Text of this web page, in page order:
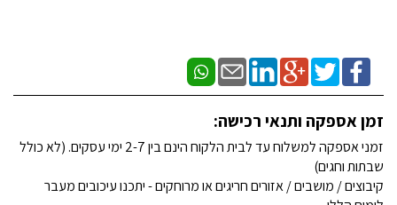
זמן אספקה ותנאי רכישה:
זמני אספקה למשלוח עד לבית הלקוח הינם בין 2-7 ימי עסקים. (לא כולל
שבתות וחגים)
קיבוצים / מושבים / אזורים חריגים או מרוחקים - יתכנו עיכובים מעבר